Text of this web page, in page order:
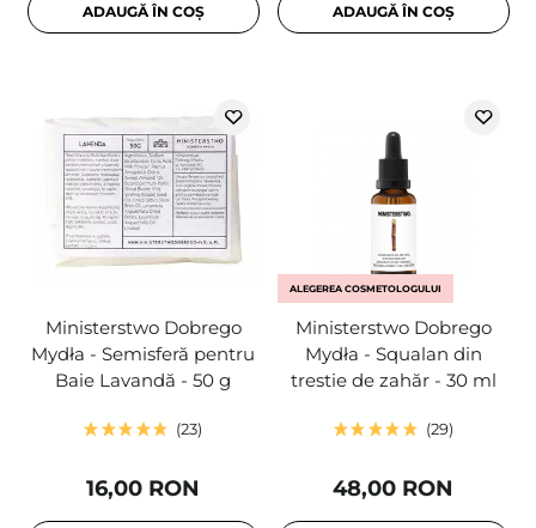
ADAUGĂ ÎN COȘ ADAUGĂ ÎN COȘ
Ministerstwo Dobrego
Mydła - Semisferă pentru
Baie Lavandă - 50 g
23
16,00 RON
ALEGEREA COSMETOLOGULUI
Ministerstwo Dobrego
Mydła - Squalan din
trestie de zahăr - 30 ml
29
48,00 RON